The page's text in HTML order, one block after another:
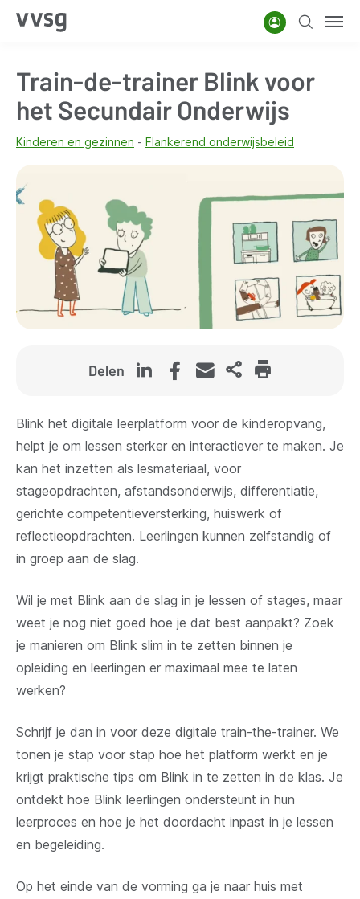
Overslaan
inhoud
gaan
AccountZoeken
Train-de-trainer Blink voor
het Secundair Onderwijs
Kinderen en gezinnen Flankerend onderwijsbeleid
Delen
Blink het digitale leerplatform voor de kinderopvang,
helpt je om lessen sterker en interactiever te maken. Je
kan het inzetten als lesmateriaal, voor
stageopdrachten, afstandsonderwijs, differentiatie,
gerichte competentieversterking, huiswerk of
reflectieopdrachten. Leerlingen kunnen zelfstandig of
in groep aan de slag.
Wil je met Blink aan de slag in je lessen of stages, maar
weet je nog niet goed hoe je dat best aanpakt? Zoek
je manieren om Blink slim in te zetten binnen je
opleiding en leerlingen er maximaal mee te laten
werken?
Schrijf je dan in voor deze digitale train-the-trainer. We
tonen je stap voor stap hoe het platform werkt en je
krijgt praktische tips om Blink in te zetten in de klas. Je
ontdekt hoe Blink leerlingen ondersteunt in hun
leerproces en hoe je het doordacht inpast in je lessen
en begeleiding.
Op het einde van de vorming ga je naar huis met